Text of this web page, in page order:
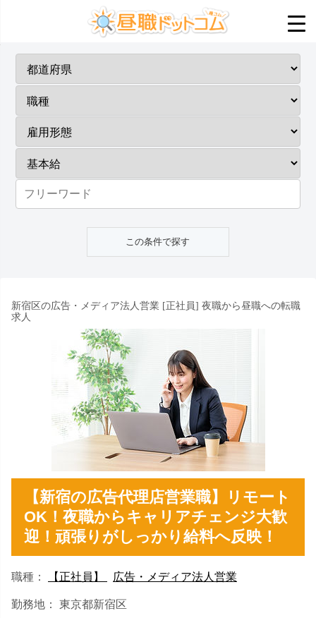
新宿区の広告・メディア法人営業 [正社員] 夜職から昼職への転職
求人
【新宿の広告代理店営業職】リモート
OK！夜職からキャリアチェンジ大歓
迎！頑張りがしっかり給料へ反映！
職種： 【正社員】 広告・メディア法人営業
勤務地： 東京都新宿区